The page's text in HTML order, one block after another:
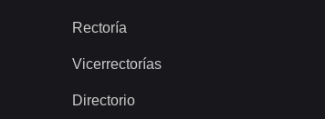
Rectoría
Vicerrectorías
Directorio